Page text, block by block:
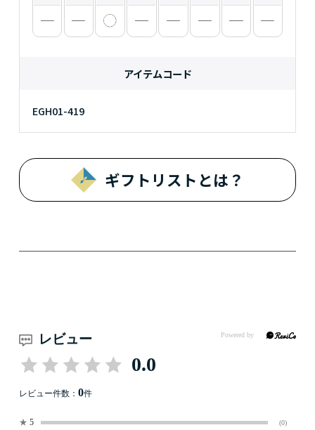
アイテムコード
EGH01-419
ギフトリストとは？
レビュー
0.0
レビュー件数： 0件
★ 5 (0)